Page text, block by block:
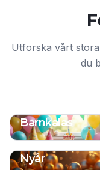
Utforska vårt
du
Barnkalas
Nyår